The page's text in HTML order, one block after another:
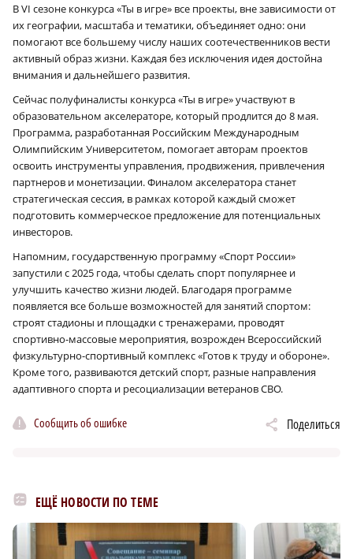
В VI сезоне конкурса «Ты в игре» все проекты, вне зависимости от
их географии, масштаба и тематики, объединяет одно: они
помогают все большему числу наших соотечественников вести
активный образ жизни. Каждая без исключения идея достойна
внимания и дальнейшего развития.
Сейчас полуфиналисты конкурса «Ты в игре» участвуют в
образовательном акселераторе, который продлится до 8 мая.
Программа, разработанная Российским Международным
Олимпийским Университетом, помогает авторам проектов
освоить инструменты управления, продвижения, привлечения
партнеров и монетизации. Финалом акселератора станет
стратегическая сессия, в рамках которой каждый сможет
подготовить коммерческое предложение для потенциальных
инвесторов.
Напомним, государственную программу «Спорт России»
запустили с 2025 года, чтобы сделать спорт популярнее и
улучшить качество жизни людей. Благодаря программе
появляется все больше возможностей для занятий спортом:
строят стадионы и площадки с тренажерами, проводят
спортивно-массовые мероприятия, возрожден Всероссийский
физкультурно-спортивный комплекс «Готов к труду и обороне».
Кроме того, развиваются детский спорт, разные направления
адаптивного спорта и ресоциализации ветеранов СВО.
Сообщить об ошибке Поделиться
ЕЩЁ НОВОСТИ ПО ТЕМЕ